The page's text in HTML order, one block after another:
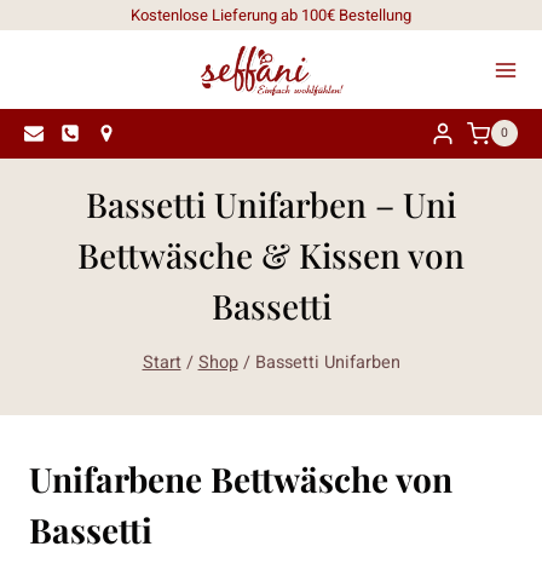
Kostenlose Lieferung ab 100€ Bestellung
0
Bassetti Unifarben – Uni
Bettwäsche & Kissen von
Bassetti
Start /Shop / Bassetti Unifarben
Unifarbene Bettwäsche von
Bassetti